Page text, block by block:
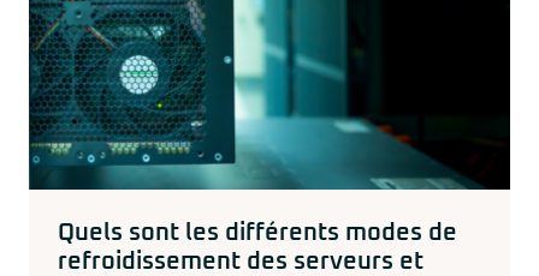
Quels sont les différents modes de
refroidissement des serveurs et